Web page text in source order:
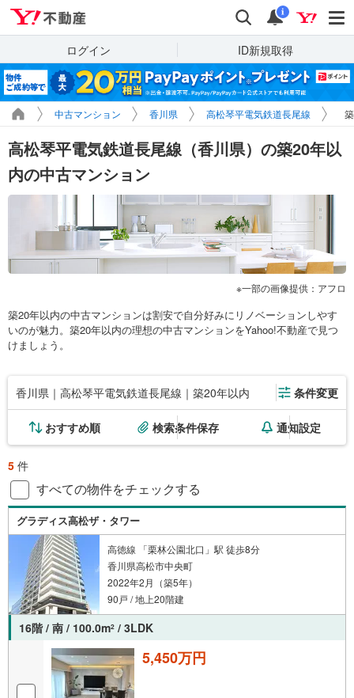
検索 通知
i
ログイン ID新規取得
中古マンション 香川県 高松琴平電気鉄道長尾線
高松琴平電気鉄道長尾線（香川県）の築20年以
内の中古マンション
一部の画像提供：アフロ
築20年以内の中古マンションは割安で自分好みにリノベーションしやす
いのが魅力。築20年以内の理想の中古マンションをYahoo!不動産で見つ
けましょう。
香川県｜高松琴平電気鉄道長尾線｜築20年以内 条件変更
おすすめ順 検索条件保存 通知設定
5 件
すべての物件をチェックする
グラディス高松ザ・タワー
高徳線 「栗林公園北口」駅 徒歩8分
香川県高松市中央町
2022年2月（築5年）
90戸 / 地上20階建
16階 / 南 / 100.0m2 / 3LDK
5,450万円